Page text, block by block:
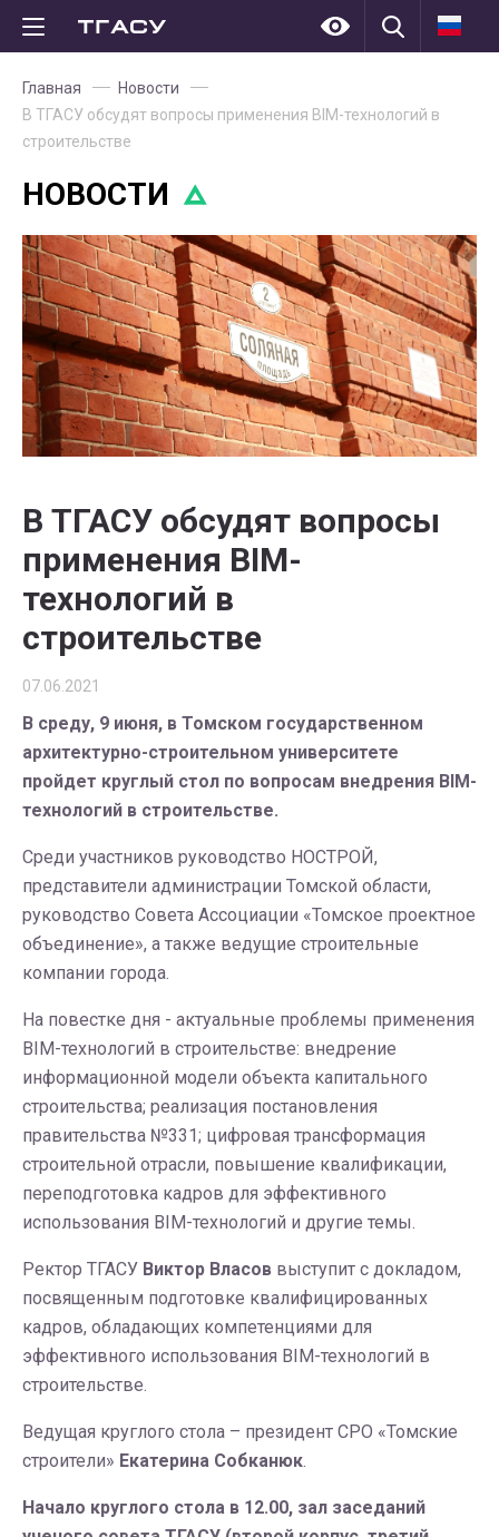
Главная
Новости
В ТГАСУ обсудят вопросы применения BIM-технологий в
строительстве
НОВОСТИ
В ТГАСУ обсудят вопросы
применения BIM-
технологий в
строительстве
07.06.2021
В среду, 9 июня, в Томском государственном
архитектурно-строительном университете
пройдет круглый стол по вопросам внедрения BIM-
технологий в строительстве.
Среди участников руководство НОСТРОЙ,
представители администрации Томской области,
руководство Совета Ассоциации «Томское проектное
объединение», а также ведущие строительные
компании города.
На повестке дня - актуальные проблемы применения
BIM-технологий в строительстве: внедрение
информационной модели объекта капитального
строительства; реализация постановления
правительства №331; цифровая трансформация
строительной отрасли, повышение квалификации,
переподготовка кадров для эффективного
использования BIM-технологий и другие темы.
Ректор ТГАСУ Виктор Власов выступит с докладом,
посвященным подготовке квалифицированных
кадров, обладающих компетенциями для
эффективного использования BIM-технологий в
строительстве.
Ведущая круглого стола – президент СРО «Томские
строители» Екатерина Собканюк.
Начало круглого стола в 12.00, зал заседаний